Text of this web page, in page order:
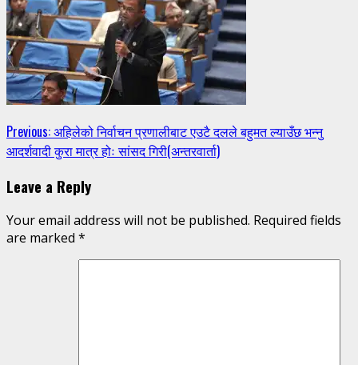
Continue
Reading
Previous:अहिलेको निर्वाचन प्रणालीबाट एउटै दलले बहुमत ल्याउँछ भन्नु
आदर्शवादी कुरा मात्र होः सांसद गिरी(अन्तरवार्ता)
Leave a Reply
Your email address will not be published. Required fields
are marked *